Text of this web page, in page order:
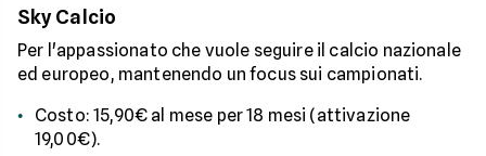
Sky Calcio
Per l'appassionato che vuole seguire il calcio nazionale
ed europeo, mantenendo un focus sui campionati.
Costo: 15,90€ al mese per 18 mesi (attivazione
19,00€).